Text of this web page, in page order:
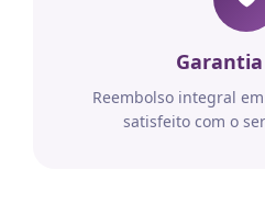
Reembolso integral
satisfeito com o